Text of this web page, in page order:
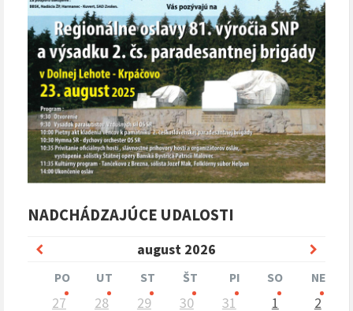
NADCHÁDZAJÚCE UDALOSTI
august 2026
Predchádzajúci
mesiac
PO UT ST ŠT PI SO NE
Preskočit
27 28 29 30 31 1
2